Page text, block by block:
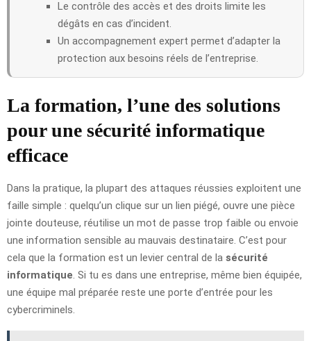
Le contrôle des accès et des droits limite les
dégâts en cas d’incident.
Un accompagnement expert permet d’adapter la
protection aux besoins réels de l’entreprise.
La formation, l’une des solutions
pour une sécurité informatique
efficace
Dans la pratique, la plupart des attaques réussies exploitent une
faille simple : quelqu’un clique sur un lien piégé, ouvre une pièce
jointe douteuse, réutilise un mot de passe trop faible ou envoie
une information sensible au mauvais destinataire. C’est pour
cela que la formation est un levier central de la sécurité
informatique . Si tu es dans une entreprise, même bien équipée,
une équipe mal préparée reste une porte d’entrée pour les
cybercriminels.